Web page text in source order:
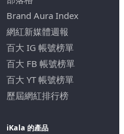
Brand Aura Index
網紅新媒體週報
百大 IG 帳號榜單
百大 FB 帳號榜單
百大 YT 帳號榜單
歷屆網紅排行榜
iKala 的產品